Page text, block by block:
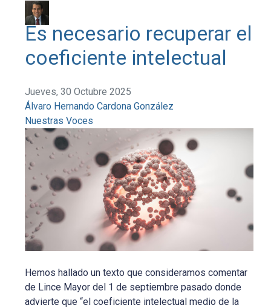
Es necesario recuperar el
coeficiente intelectual
Jueves, 30 Octubre 2025
Álvaro Hernando Cardona González
Nuestras Voces
Hemos hallado un texto que consideramos comentar
de Lince Mayor del 1 de septiembre pasado donde
advierte que “el coeficiente intelectual medio de la